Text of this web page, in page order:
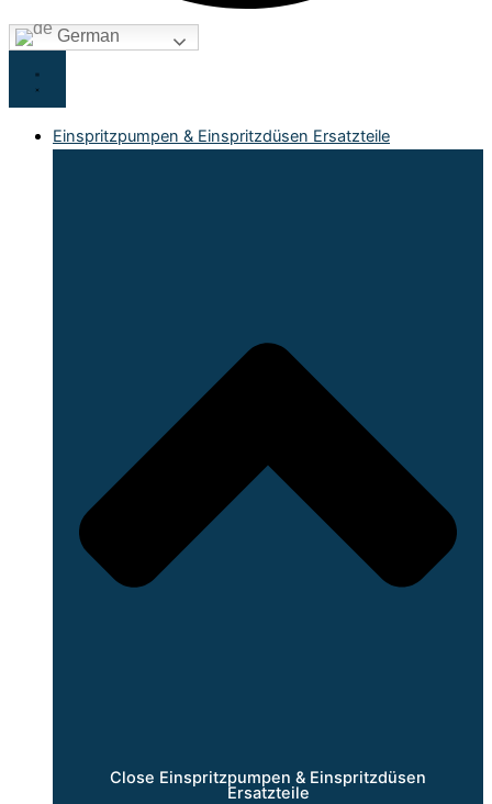
German
Einspritzpumpen & Einspritzdüsen Ersatzteile
Close Einspritzpumpen & Einspritzdüsen
Ersatzteile